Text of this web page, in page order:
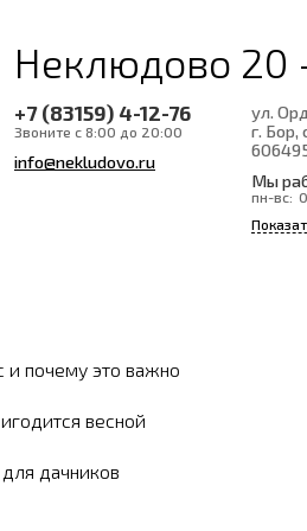
Неклюдово 20
+7 (83159) 4-12-76
Звоните с 8:00 до 20:00
info@nekludovo.ru
ул.
г. Бор,
Мы
пн-вс:
и почему это важно
весной
дачников